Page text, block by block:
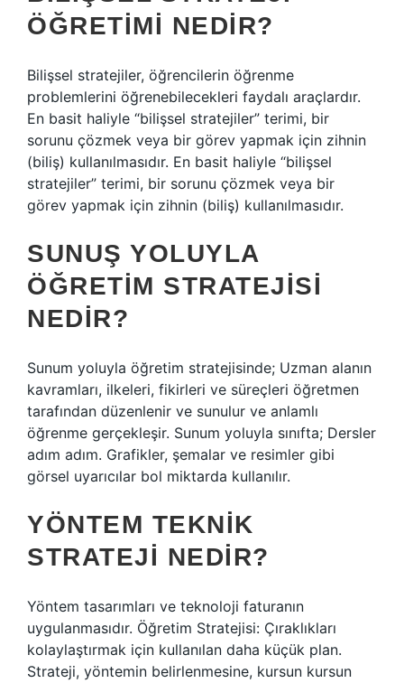
ÖĞRETIMI NEDIR?
Bilişsel stratejiler, öğrencilerin öğrenme
problemlerini öğrenebilecekleri faydalı araçlardır.
En basit haliyle “bilişsel stratejiler” terimi, bir
sorunu çözmek veya bir görev yapmak için zihnin
(biliş) kullanılmasıdır. En basit haliyle “bilişsel
stratejiler” terimi, bir sorunu çözmek veya bir
görev yapmak için zihnin (biliş) kullanılmasıdır.
SUNUŞ YOLUYLA
ÖĞRETIM STRATEJISI
NEDIR?
Sunum yoluyla öğretim stratejisinde; Uzman alanın
kavramları, ilkeleri, fikirleri ve süreçleri öğretmen
tarafından düzenlenir ve sunulur ve anlamlı
öğrenme gerçekleşir. Sunum yoluyla sınıfta; Dersler
adım adım. Grafikler, şemalar ve resimler gibi
görsel uyarıcılar bol miktarda kullanılır.
YÖNTEM TEKNIK
STRATEJI NEDIR?
Yöntem tasarımları ve teknoloji faturanın
uygulanmasıdır. Öğretim Stratejisi: Çıraklıkları
kolaylaştırmak için kullanılan daha küçük plan.
Strateji, yöntemin belirlenmesine, kursun kursun